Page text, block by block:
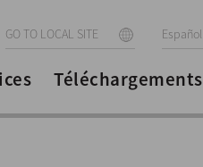
GO TO LOCAL SITE Español
Téléchargements